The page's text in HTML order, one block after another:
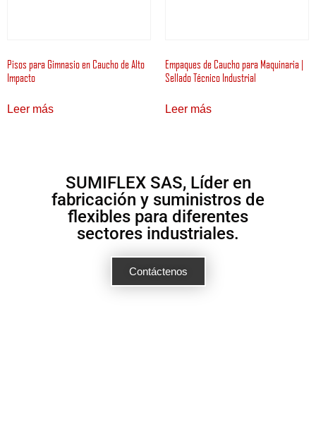
Pisos para Gimnasio en Caucho de Alto
Impacto
Leer más
Empaques de Caucho para Maquinaria |
Sellado Técnico Industrial
Leer más
SUMIFLEX SAS, Líder en
fabricación y suministros de
flexibles para diferentes
sectores industriales.
Contáctenos